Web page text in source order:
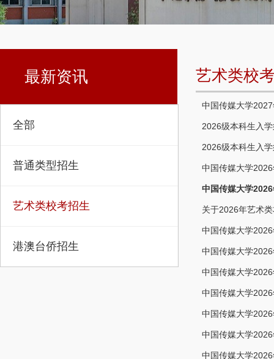
最新资讯
全部
普通类型招生
艺术类校考招生
港澳台侨招生
艺术类校
中国传媒大学
2026级本科生入
2026级本科生入
中国传媒大学
中国传媒大学
关于2026年艺术
中国传媒大学
中国传媒大学
中国传媒大学
中国传媒大学
中国传媒大学
中国传媒大学
中国传媒大学